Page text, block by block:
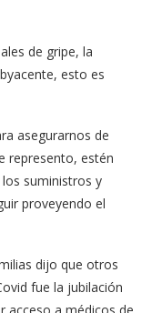
de gripe, la
esto es
asegurarnos de
represento, estén
suministros y
proveyendo el
dijo que otros
fue la jubilación